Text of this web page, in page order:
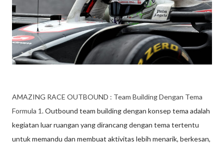
AMAZING RACE OUTBOUND : Team Building Dengan Tema
Formula 1. Outbound team building dengan konsep tema adalah
kegiatan luar ruangan yang dirancang dengan tema tertentu
untuk memandu dan membuat aktivitas lebih menarik, berkesan,